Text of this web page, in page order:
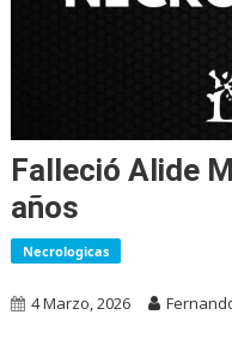
Falleció Alide
años
Necrologicas
4 Marzo, 2026